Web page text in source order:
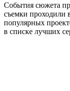
События сюжета
съемки проходили
популярных
в списке лучших